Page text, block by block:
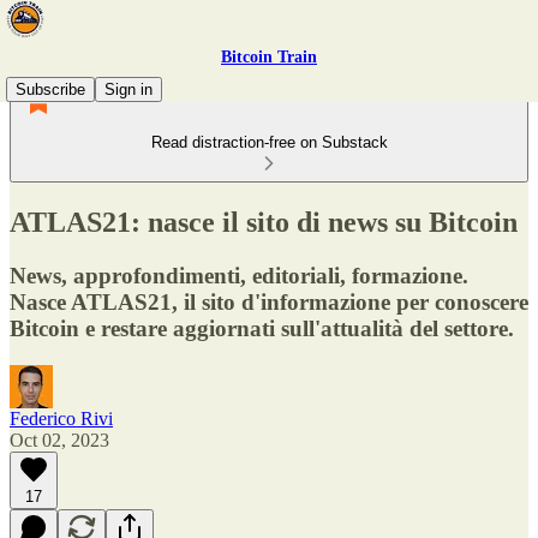
Bitcoin Train
Subscribe
Sign in
Read distraction-free on Substack
ATLAS21: nasce il sito di news su Bitcoin
News, approfondimenti, editoriali, formazione.
Nasce ATLAS21, il sito d'informazione per conoscere
Bitcoin e restare aggiornati sull'attualità del settore.
Federico Rivi
Oct 02, 2023
17